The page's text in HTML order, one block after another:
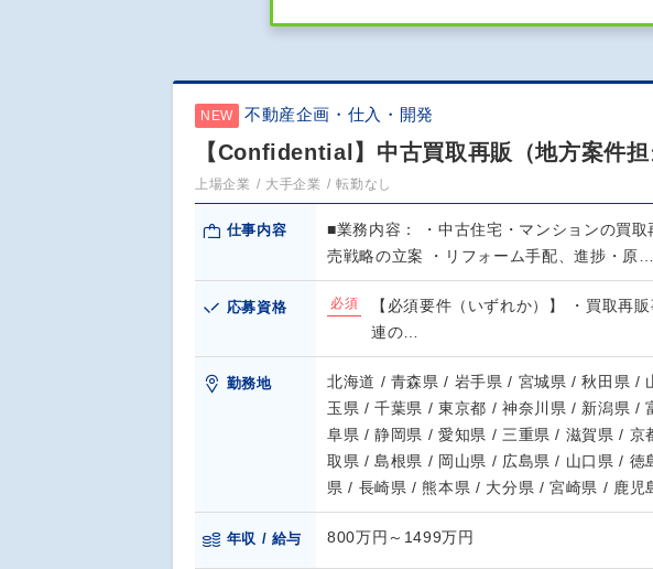
NEW 不動産企画・仕入・開発
【Confidential】中古買取再販（地方案件担
上場企業 大手企業 転勤なし
仕事内容
■業務内容： ・中古住宅・マンションの買
売戦略の立案 ・リフォーム手配、進捗・原…
応募資格 必須
【必須要件（いずれか）】 ・買取再
連の…
勤務地
北海道 / 青森県 / 岩手県 / 宮城県 / 秋田県 /
玉県 / 千葉県 / 東京都 / 神奈川県 / 新潟県 /
阜県 / 静岡県 / 愛知県 / 三重県 / 滋賀県 /
取県 / 島根県 / 岡山県 / 広島県 / 山口県 /
県 / 長崎県 / 熊本県 / 大分県 / 宮崎県 / 鹿児
年収 / 給与 800万円～1499万円